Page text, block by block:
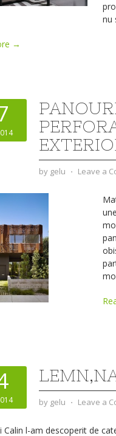
nu
→
by gelu ⋅ Leave a
by gelu ⋅ Leave a
Calin l-am descoperit de